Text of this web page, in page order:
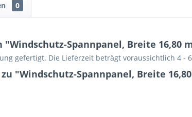
0
Spannpanel, Breite 16,80
gefertigt. Die Lieferzeit beträgt voraussichtlich 4 -
"Windschutz-Spannpanel, Breite